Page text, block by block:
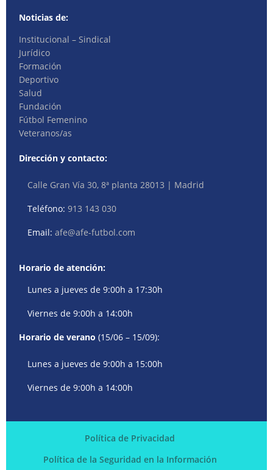
Noticias de:
Institucional – Sindical
Jurídico
Formación
Deportivo
Salud
Fundación
Fútbol Femenino
Veteranos/as
Dirección y contacto:
Calle Gran Vía 30, 8ª planta 28013 | Madrid
Teléfono:913 143 030
Email:afe@afe-futbol.com
Horario de atención:
Lunes a jueves de 9:00h a 17:30h
Viernes de 9:00h a 14:00h
Horario de verano (15/06 – 15/09):
Lunes a jueves de 9:00h a 15:00h
Viernes de 9:00h a 14:00h
Política de Privacidad
Política de la Seguridad en la Información